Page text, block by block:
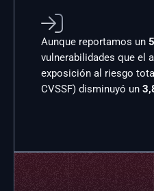

Aunque reportamos un
vulnerabilidades que el
exposición al riesgo
CVSSF) disminuyó un